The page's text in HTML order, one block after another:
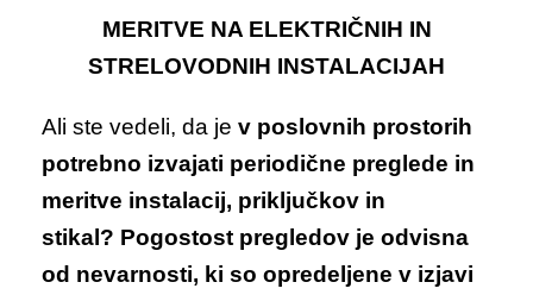
MERITVE NA ELEKTRIČNIH IN
STRELOVODNIH INSTALACIJAH
Ali ste vedeli, da je v poslovnih prostorih
potrebno izvajati periodične preglede in
meritve instalacij, priključkov in
stikal? Pogostost pregledov je odvisna
od nevarnosti, ki so opredeljene v izjavi